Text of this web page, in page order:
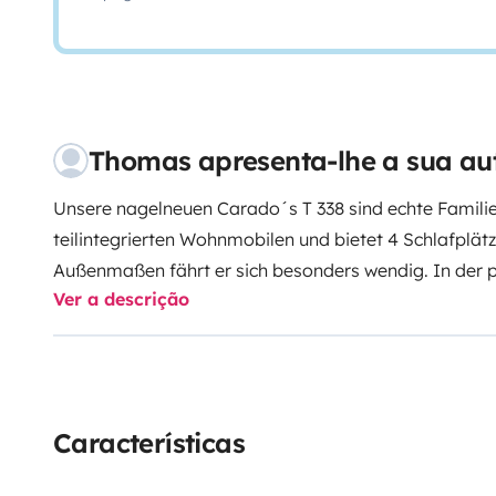
Thomas apresenta-lhe a sua
Unsere nagelneuen Carado´s T 338 sind echte
teilintegrierten Wohnmobilen und bietet 4
Außenmaßen fährt er sich besonders wendig. In der
lassen sich Mahlzeiten gut zubereiten. Der halbhohe
Oberseite hier zusätzliche Ablagefläche. Der
Wohnbereich ab. In die große Heckgarage passt das
Ver a descrição
Características